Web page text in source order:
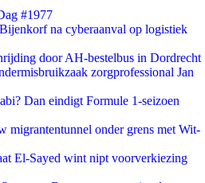
#1977
na cyberaanval op logistiek
door AH-bestelbus in Dordrecht
zorgprofessional Jan
Dan eindigt Formule 1-seizoen
migrantentunnel onder grens met Wit-
El-Sayed wint nipt voorverkiezing